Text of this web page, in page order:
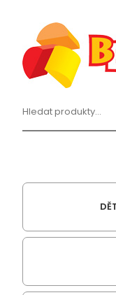
Hledat: